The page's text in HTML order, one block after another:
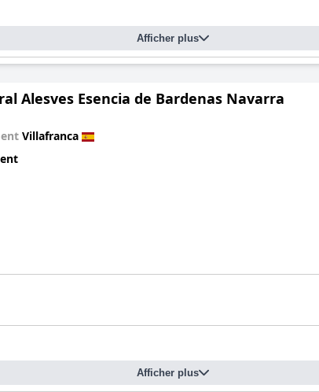
Afficher plus
Alesves Esencia de Bardenas Navarra
Villafranca
Afficher plus